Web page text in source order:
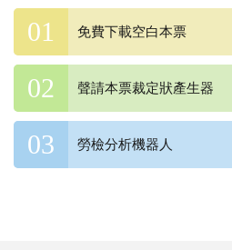
免費下載空白本票
聲請本票裁定狀產生器
勞檢分析機器人